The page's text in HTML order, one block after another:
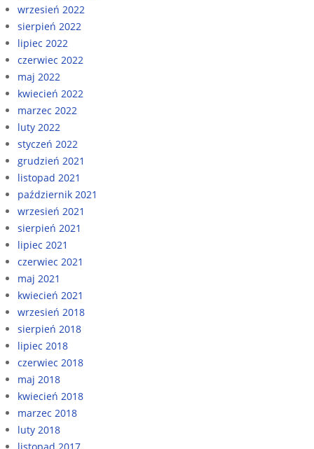
wrzesień 2022
sierpień 2022
lipiec 2022
czerwiec 2022
maj 2022
kwiecień 2022
marzec 2022
luty 2022
styczeń 2022
grudzień 2021
listopad 2021
październik 2021
wrzesień 2021
sierpień 2021
lipiec 2021
czerwiec 2021
maj 2021
kwiecień 2021
wrzesień 2018
sierpień 2018
lipiec 2018
czerwiec 2018
maj 2018
kwiecień 2018
marzec 2018
luty 2018
listopad 2017